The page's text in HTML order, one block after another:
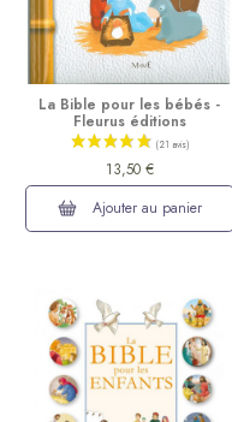
La Bible pour les bébés -
Fleurus éditions
13,50 €
Ajouter au panier